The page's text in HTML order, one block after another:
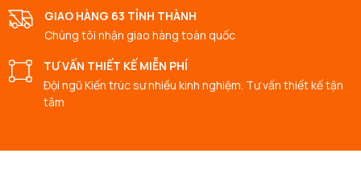
GIAO HÀNG 63 TỈNH THÀNH
Chúng tôi nhận giao hàng toàn quốc
TƯ VẤN THIẾT KẾ MIỄN PHÍ
Đội ngũ Kiến trúc sư nhiều kinh nghiệm. Tư vấn thiết kế tận
tâm